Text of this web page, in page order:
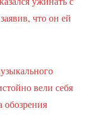
что он ей
вели себя
обозрения